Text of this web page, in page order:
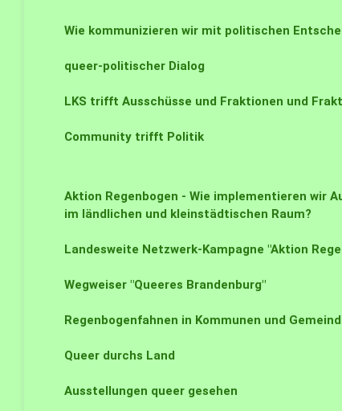
Wie kommunizieren wir mit politischen
queer-politischer Dialog
LKS trifft Ausschüsse und Fraktionen und
Community trifft Politik
Aktion Regenbogen - Wie implementieren wir
im ländlichen und kleinstädtischen Raum?
Landesweite Netzwerk-Kampagne "Aktion
Wegweiser "Queeres Brandenburg"
Regenbogenfahnen in Kommunen und
Queer durchs Land
Ausstellungen queer gesehen